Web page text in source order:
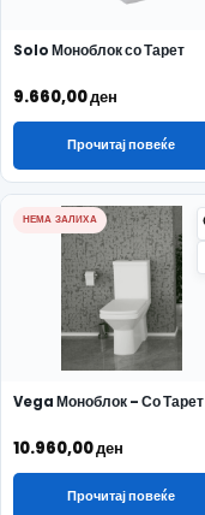
Solo Моноблок со Тарет
9.660,00ден
Прочитај повеќе
НЕМА ЗАЛИХА
Vega Моноблок – Со Тарет
10.960,00ден
Прочитај повеќе